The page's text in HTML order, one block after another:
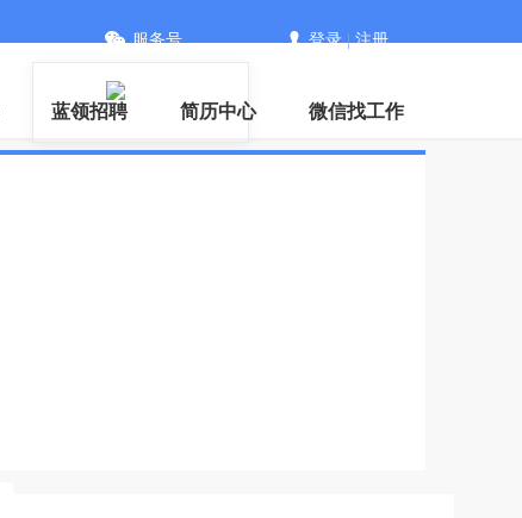
服务号 登录|注册
蓝领招聘 简历中心 微信找工作